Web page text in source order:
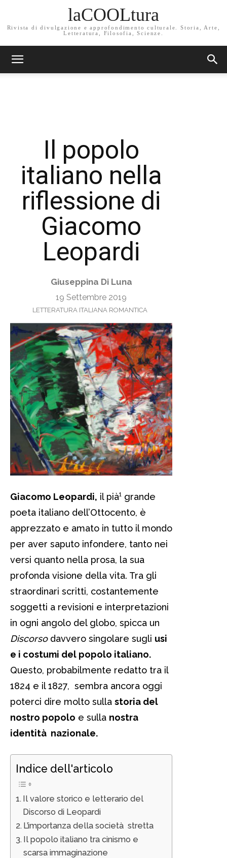
laCOOLtura
Rivista di divulgazione e approfondimento culturale. Storia, Arte,
Letteratura, Filosofia, Scienze.
Il popolo
italiano nella
riflessione di
Giacomo
Leopardi
Giuseppina Di Luna
19 Settembre 2019
LETTERATURA ITALIANA ROMANTICA
Giacomo Leopardi, il pià¹ grande
poeta italiano dell’Ottocento, è
apprezzato e amato in tutto il mondo
per aver saputo infondere, tanto nei
versi quanto nella prosa, la sua
profonda visione della vita. Tra gli
straordinari scritti, costantemente
soggetti a revisioni e interpretazioni
in ogni angolo del globo, spicca un
Discorsodavvero singolare sugli usi
e i costumi del popolo italiano.
Questo, probabilmente redatto tra il
1824 e il 1827, sembra ancora oggi
poterci dire molto sulla storia del
nostro popolo e sulla nostra
identità nazionale.
Indice dell'articolo
Il valore storico e letterario del
Discorso di Leopardi
L’importanza della società stretta
Il popolo italiano tra cinismo e
scarsa immaginazione